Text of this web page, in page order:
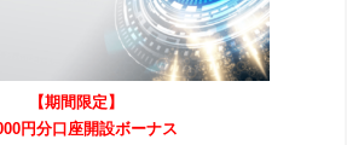
【期間限定】
円分口座開設ボーナス